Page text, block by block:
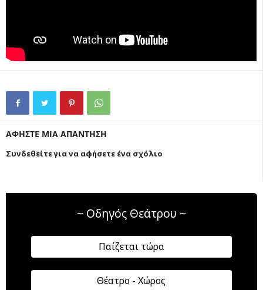
ΑΦΗΣΤΕ ΜΙΑ ΑΠΑΝΤΗΣΗ
Συνδεθείτε για να αφήσετε ένα σχόλιο
~ Οδηγός Θεάτρου ~
Παίζεται τώρα
Θέατρο - Χώρος